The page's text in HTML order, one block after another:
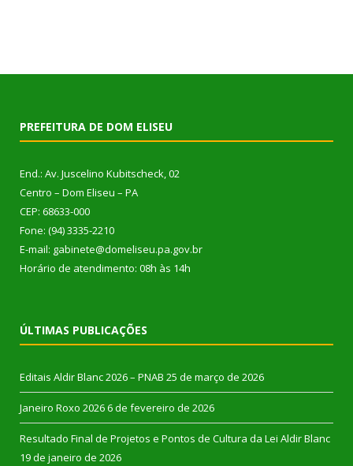
PREFEITURA DE DOM ELISEU
End.: Av. Juscelino Kubitscheck, 02
Centro – Dom Eliseu – PA
CEP: 68633-000
Fone: (94) 3335-2210
E-mail: gabinete@domeliseu.pa.gov.br
Horário de atendimento: 08h às 14h
ÚLTIMAS PUBLICAÇÕES
Editais Aldir Blanc 2026 – PNAB 25 de março de 2026
Janeiro Roxo 2026 6 de fevereiro de 2026
Resultado Final de Projetos e Pontos de Cultura da Lei Aldir Blanc
19 de janeiro de 2026